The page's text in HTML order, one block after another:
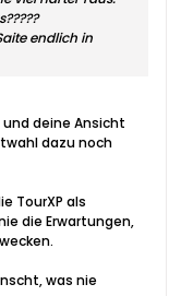
endlich in
deine Ansicht
dazu noch
TourXP als
die Erwartungen,
was nie